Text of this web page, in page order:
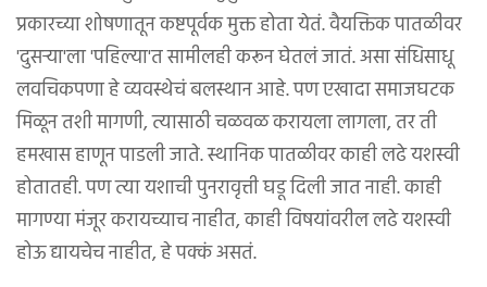
प्रकारच्या शोषणातून कष्टपूर्वक मुक्त होता येतं. वैयक्तिक पातळीवर
'दुसऱ्या'ला 'पहिल्या'त सामीलही करून घेतलं जातं. असा संधिसाधू
लवचिकपणा हे व्यवस्थेचं बलस्थान आहे. पण एखादा समाजघटक
मिळून तशी मागणी, त्यासाठी चळवळ करायला लागला, तर ती
हमखास हाणून पाडली जाते. स्थानिक पातळीवर काही लढे यशस्वी
होतातही. पण त्या यशाची पुनरावृत्ती घडू दिली जात नाही. काही
मागण्या मंजूर करायच्याच नाहीत, काही विषयांवरील लढे यशस्वी
होऊ द्यायचेच नाहीत, हे पक्कं असतं.